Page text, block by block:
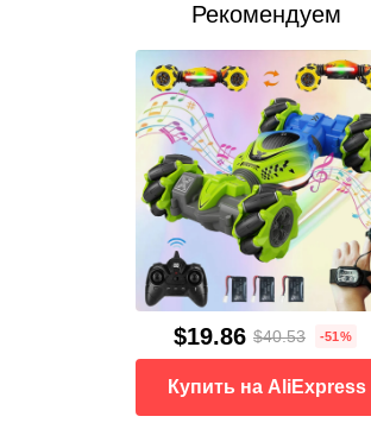
Рекомендуем
$19.86 $40.53 -51%
Купить на AliExpress